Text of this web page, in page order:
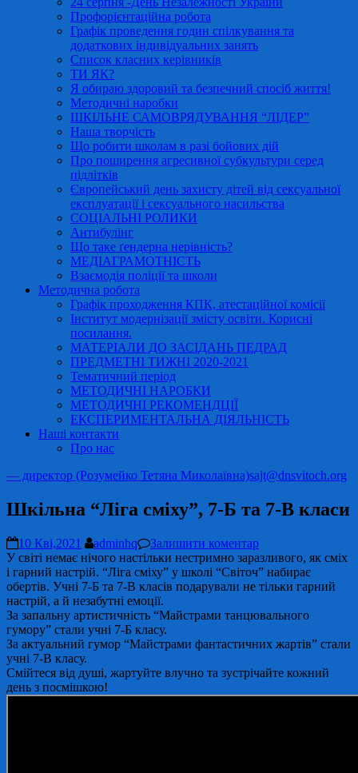
Профорієнтаційна робота
Графік проведення годин спілкування та
додаткових індивідуальних занять
Список класних керівників
ТИ ЯК?
Я обираю здоровий та безпечний спосіб життя!
Методичні наробки
ШКІЛЬНЕ САМОВРЯДУВАННЯ “ЛІДЕР”
Наша творчість
Що робити школам в разі бойових дій
Про поширення агресивної субкультури серед
підлітків
Європейський день захисту дітей від сексуальної
експлуатації і сексуального насильства
СОЦІАЛЬНІ РОЛИКИ
Антибулінг
Що таке ґендерна нерівність?
МЕДІАГРАМОТНІСТЬ
Взаємодія поліції та школи
Методична робота
Графік проходження КПК, атестаційної комісії
Інститут модернізації змісту освіти. Корисні
посилання.
МАТЕРІАЛИ ДО ЗАСІДАНЬ ПЕДРАД
ПРЕДМЕТНІ ТИЖНІ 2020-2021
Тематичний період
МЕТОДИЧНІ НАРОБКИ
МЕТОДИЧНІ РЕКОМЕНДЦІЇ
ЕКСПЕРИМЕНТАЛЬНА ДІЯЛЬНІСТЬ
Наші контакти
Про нас
— директор (Розумейко Тетяна Миколаївна)sajt@dnsvitoch.org
Шкільна “Ліга сміху”, 7-Б та 7-В класи
10 Кві,2021 adminhq
Залишити коментар
У світі немає нічого настільки нестримно заразливого, як сміх
і гарний настрій. “Ліга сміху” у школі “Світоч” набирає
обертів. Учні 7-Б та 7-В класів подарували не тільки гарний
настрій, а й незабутні емоції.
За запальну артистичність “Майстрами танцювального
гумору” стали учні 7-Б класу.
За актуальний гумор “Майстрами фантастичних жартів” стали
учні 7-В класу.
Смійтеся від душі, жартуйте влучно та зустрічайте кожний
день з посмішкою!